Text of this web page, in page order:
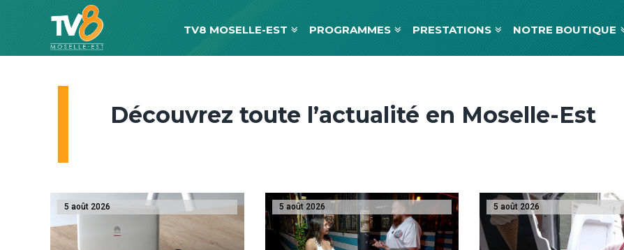
TV8 MOSELLE-EST PROGRAMMES PRESTATIONS NOTRE BOUTIQUE
Découvrez toute l’actualité en Moselle-Est
5 août 2026 5 août 2026 5 août 2026